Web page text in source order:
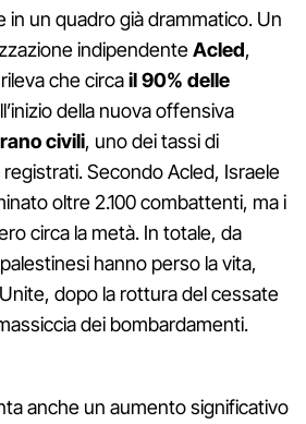
in un quadro già drammatico. Un
indipendenteAcled,
che circail 90% delle
della nuova offensiva
civili, uno dei tassi di
Secondo Acled, Israele
oltre 2.100 combattenti, ma i
circa la metà. In totale, da
hanno perso la vita,
dopo la rottura del cessate
dei bombardamenti.
anche un aumento significativo